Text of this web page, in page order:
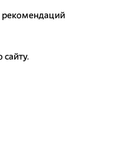
рекомендаций
сайту.